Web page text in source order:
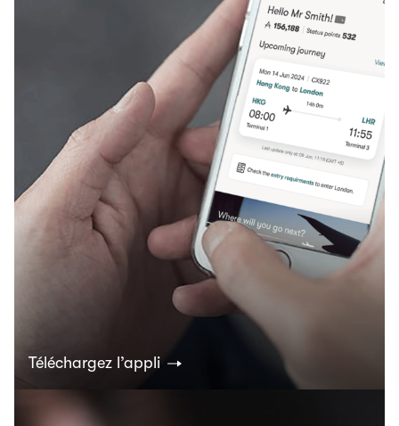
Téléchargez l’appli